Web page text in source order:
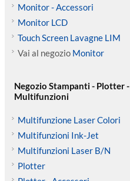
Monitor - Accessori
Monitor LCD
Touch Screen Lavagne LIM
Vai al negozio Monitor
Negozio Stampanti - Plotter -
Multifunzioni
Multifunzione Laser Colori
Multifunzioni Ink-Jet
Multifunzioni Laser B/N
Plotter